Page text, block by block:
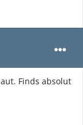
Finds absolut